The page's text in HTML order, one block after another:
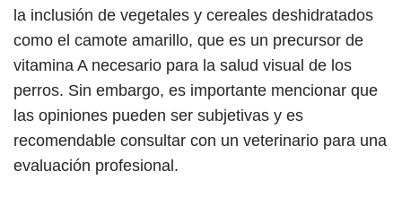
la inclusión de vegetales y cereales deshidratados
como el camote amarillo, que es un precursor de
vitamina A necesario para la salud visual de los
perros. Sin embargo, es importante mencionar que
las opiniones pueden ser subjetivas y es
recomendable consultar con un veterinario para una
evaluación profesional.